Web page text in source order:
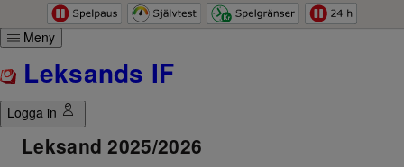
Hoppa till innehåll
Meny
Leksands IF
Logga in
Sport ...
Leksand 2025/2026